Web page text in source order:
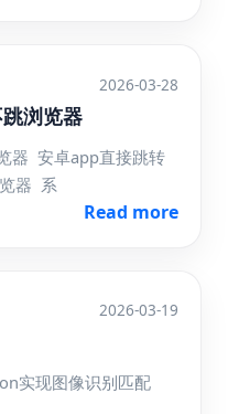
2026-03-28
浏览器
器 安卓app直接跳转
器 系
Read more
2026-03-19
实现图像识别匹配